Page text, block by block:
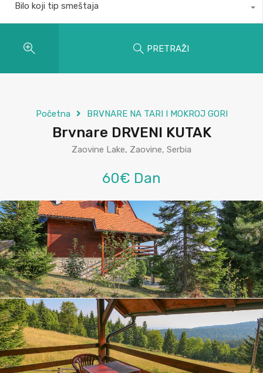
Bilo koji tip smeštaja
PRETRAŽI
Početna BRVNARE NA TARI I MOKROJ GORI
Brvnare DRVENI KUTAK
Zaovine Lake, Zaovine, Serbia
60€ Dan